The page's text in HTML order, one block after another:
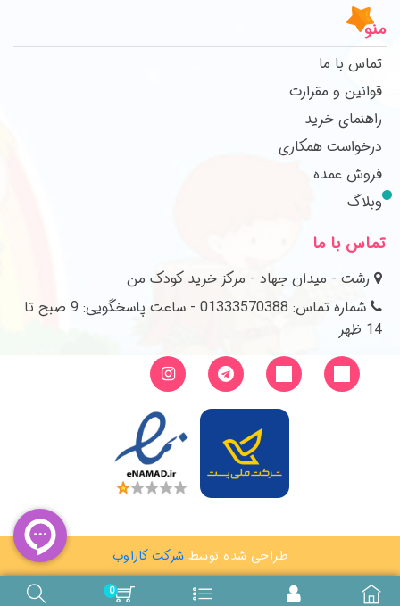
0
منو
تماس با ما
قوانین و مقرارت
راهنمای خرید
درخواست همکاری
فروش عمده
وبلاگ
تماس با ما
رشت - میدان جهاد - مرکز خرید کودک من
شماره تماس: 01333570388 - ساعت پاسخگویی: 9 صبح تا
14 ظهر
طراحی شده توسط شرکت کاراوب